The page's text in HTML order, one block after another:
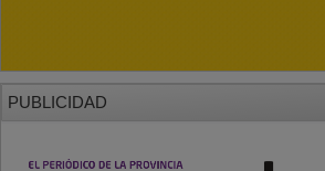
PUBLICIDAD